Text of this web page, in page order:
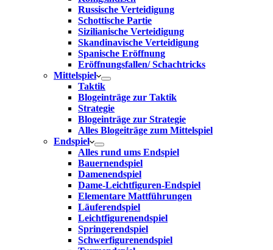
Russische Verteidigung
Schottische Partie
Sizilianische Verteidigung
Skandinavische Verteidigung
Spanische Eröffnung
Eröffnungsfallen/ Schachtricks
Mittelspiel
Taktik
Blogeinträge zur Taktik
Strategie
Blogeinträge zur Strategie
Alles Blogeiträge zum Mittelspiel
Endspiel
Alles rund ums Endspiel
Bauernendspiel
Damenendspiel
Dame-Leichtfiguren-Endspiel
Elementare Mattführungen
Läuferendspiel
Leichtfigurenendspiel
Springerendspiel
Schwerfigurenendspiel